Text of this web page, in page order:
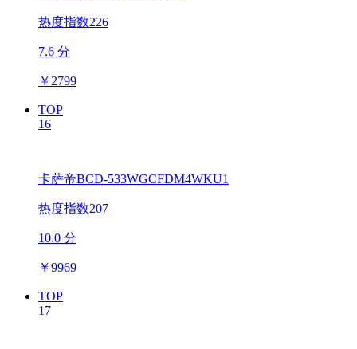
热度指数226
7.6 分
￥ 2799
TOP
16
卡萨帝BCD-533WGCFDM4WKU1
热度指数207
10.0 分
￥9969
TOP
17